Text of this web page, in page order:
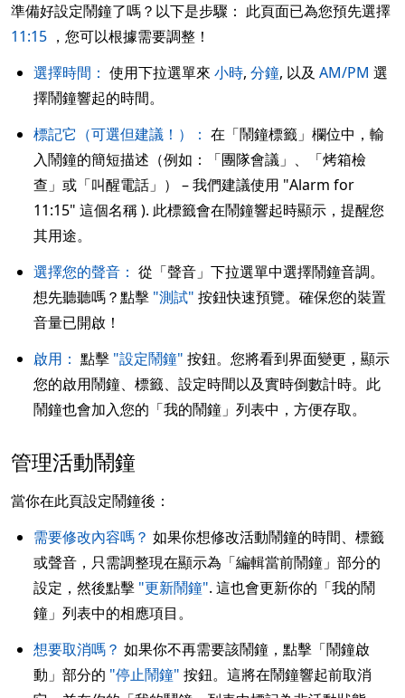
準備好設定鬧鐘了嗎？以下是步驟： 此頁面已為您預先選擇
11:15 ，您可以根據需要調整！
選擇時間： 使用下拉選單來 小時, 分鐘, 以及 AM/PM 選
擇鬧鐘響起的時間。
標記它（可選但建議！）： 在「鬧鐘標籤」欄位中，輸
入鬧鐘的簡短描述（例如：「團隊會議」、「烤箱檢
查」或「叫醒電話」） – 我們建議使用 "Alarm for
11:15" 這個名稱 ). 此標籤會在鬧鐘響起時顯示，提醒您
其用途。
選擇您的聲音： 從「聲音」下拉選單中選擇鬧鐘音調。
想先聽聽嗎？點擊 "測試" 按鈕快速預覽。確保您的裝置
音量已開啟！
啟用： 點擊 "設定鬧鐘" 按鈕。您將看到界面變更，顯示
您的啟用鬧鐘、標籤、設定時間以及實時倒數計時。此
鬧鐘也會加入您的「我的鬧鐘」列表中，方便存取。
管理活動鬧鐘
當你在此頁設定鬧鐘後：
需要修改內容嗎？ 如果你想修改活動鬧鐘的時間、標籤
或聲音，只需調整現在顯示為「編輯當前鬧鐘」部分的
設定，然後點擊 "更新鬧鐘". 這也會更新你的「我的鬧
鐘」列表中的相應項目。
想要取消嗎？ 如果你不再需要該鬧鐘，點擊「鬧鐘啟
動」部分的 "停止鬧鐘" 按鈕。這將在鬧鐘響起前取消